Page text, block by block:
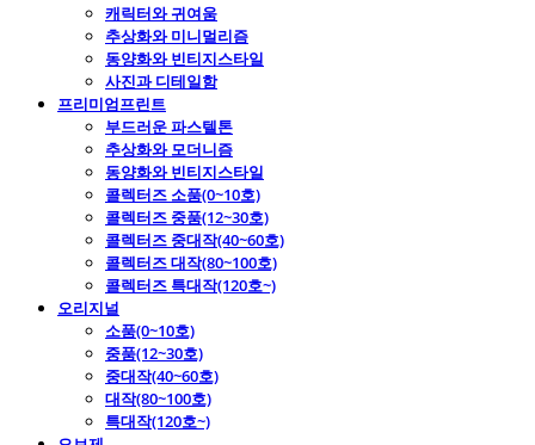
캐릭터와 귀여움
추상화와 미니멀리즘
동양화와 빈티지스타일
사진과 디테일함
프리미엄프린트
부드러운 파스텔톤
추상화와 모더니즘
동양화와 빈티지스타일
콜렉터즈 소품(0~10호)
콜렉터즈 중품(12~30호)
콜렉터즈 중대작(40~60호)
콜렉터즈 대작(80~100호)
콜렉터즈 특대작(120호~)
오리지널
소품(0~10호)
중품(12~30호)
중대작(40~60호)
대작(80~100호)
특대작(120호~)